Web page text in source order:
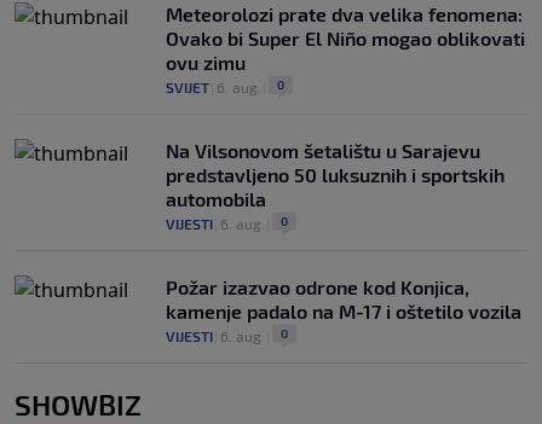
Meteorolozi prate dva velika fenomena:
Ovako bi Super El Niño mogao oblikovati
ovu zimu
SVIJET 6. aug. 0
Na Vilsonovom šetalištu u Sarajevu
predstavljeno 50 luksuznih i sportskih
automobila
VIJESTI 6. aug. 0
Požar izazvao odrone kod Konjica,
kamenje padalo na M-17 i oštetilo vozila
VIJESTI 6. aug. 0
SHOWBIZ